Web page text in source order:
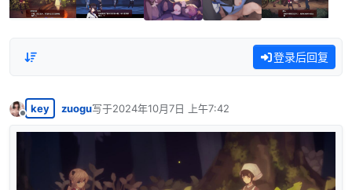
登录后回复
离线
key zuogu写于2024年10月7日 上午7:42
最后由 编辑